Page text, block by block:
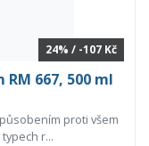
24% / -107 Kč
RM 667, 500 ml
proti všem
r...